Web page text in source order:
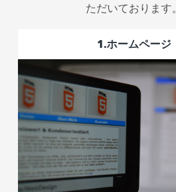
ただいております。
1.ホームページ